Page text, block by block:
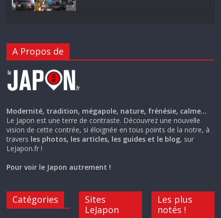
A Propos de
Modernité, tradition, mégapole, nature, frénésie, calme…
Le Japon est une terre de contraste. Découvrez une nouvelle
vision de cette contrée, si éloignée en tous points de la notre, à
travers les photos, les articles, les guides et le blog, sur
LeJapon.fr !
Pour voir le Japon autrement !
Catégories
Sites
LeJapon
Les plus
notés !